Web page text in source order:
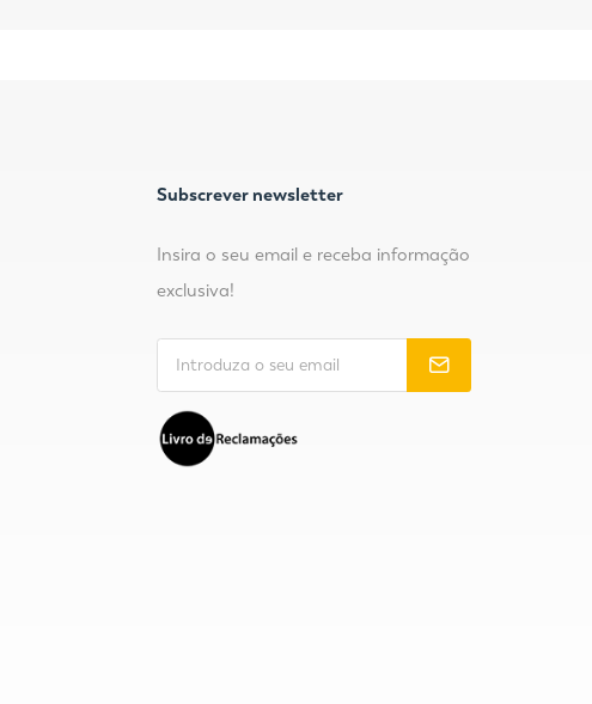
Subscrever newsletter
Insira o seu email e receba informação
exclusiva!